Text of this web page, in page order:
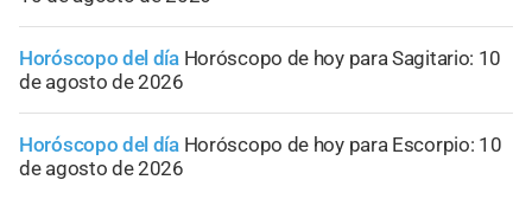
Horóscopo del día Horóscopo de hoy para Sagitario: 10
de agosto de 2026
Horóscopo del día Horóscopo de hoy para Escorpio: 10
de agosto de 2026